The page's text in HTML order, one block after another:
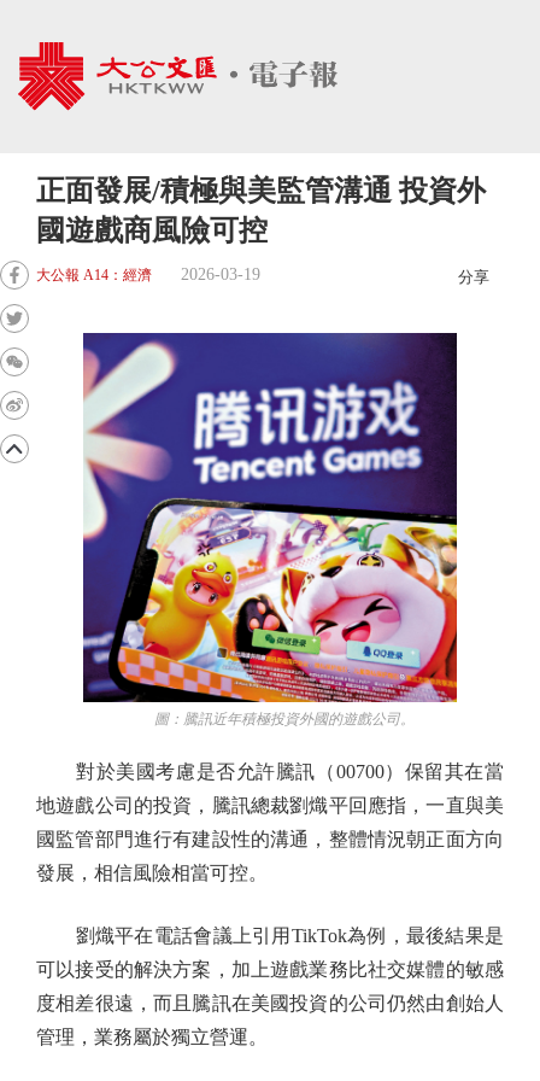
正面發展/積極與美監管溝通 投資外
國遊戲商風險可控
大公報 A14：經濟 2026-03-19 分享
圖：騰訊近年積極投資外國的遊戲公司。
對於美國考慮是否允許騰訊（00700）保留其在當
地遊戲公司的投資，騰訊總裁劉熾平回應指，一直與美
國監管部門進行有建設性的溝通，整體情況朝正面方向
發展，相信風險相當可控。
劉熾平在電話會議上引用TikTok為例，最後結果是
可以接受的解決方案，加上遊戲業務比社交媒體的敏感
度相差很遠，而且騰訊在美國投資的公司仍然由創始人
管理，業務屬於獨立營運。